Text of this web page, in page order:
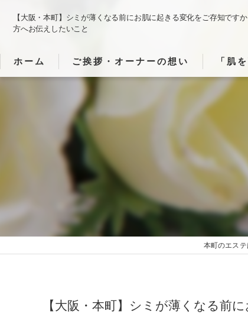
【大阪・本町】シミが薄くなる前にお肌に起きる変化をご存知です
方へお伝えしたいこと
ホーム ご挨拶・オーナーの想い 「肌
「肌・
「施術
「静か
本町のエステ
【大阪・本町】シミが薄くなる前